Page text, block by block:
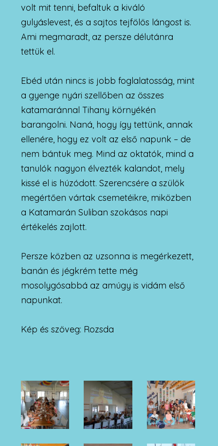
volt mit tenni, befaltuk a kiváló
gulyáslevest, és a sajtos tejfölös lángost is.
Ami megmaradt, az persze délutánra
tettük el.
Ebéd után nincs is jobb foglalatosság, mint
a gyenge nyári szellőben az összes
katamaránnal Tihany környékén
barangolni. Naná, hogy így tettünk, annak
ellenére, hogy ez volt az első napunk – de
nem bántuk meg. Mind az oktatók, mind a
tanulók nagyon élvezték kalandot, mely
kissé el is húzódott. Szerencsére a szülök
megértően vártak csemetéikre, miközben
a Katamarán Suliban szokásos napi
értékelés zajlott.
Persze közben az uzsonna is megérkezett,
banán és jégkrém tette még
mosolygósabbá az amúgy is vidám első
napunkat.
Kép és szöveg: Rozsda